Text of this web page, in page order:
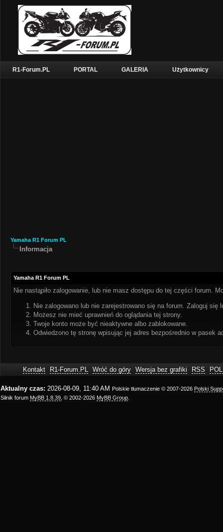
R1-Forum.PL PORTAL GALERIA Użytkownicy
Yamaha R1 Forum PL
Informacja
Yamaha R1 Forum PL
Nie nastąpiło zalogowanie, lub nie masz dostępu do tej części forum.
Nie zalogowano lub nie zarejestrowano się na forum. Zaloguj się
Możesz nie mieć uprawnień do oglądania tej strony.
Twoje konto może być nieaktywne albo zablokowane.
Odwiedzono tę stronę wpisując jej adres bezpośrednio w pasek
Kontakt R1-Forum.PL Wróć do góry Wersja bez grafiki RSS
Aktualny czas: 2026-08-09, 11:40 AM Polskie tłumaczenie © 2007-2026 Polski
Silnik forum MyBB 1.8.39 , © 2002-2026 MyBB Group